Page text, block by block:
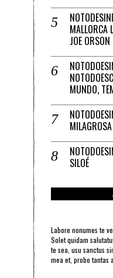
MALLORCA
JOE ORSON
MUNDO,
MILAGROSA
SILOÉ
Labore nonumes te
Solet quidam
te sea, usu sanctus
mea et, probo tantas